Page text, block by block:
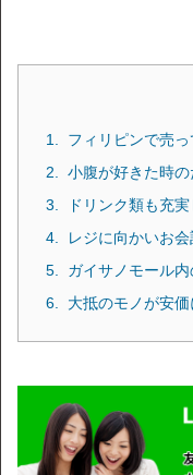
フィリピンで売
小腹が好きた時の
ドリンク類も充
レジに向かいお会
ガイサノモール
大抵のモノが安価